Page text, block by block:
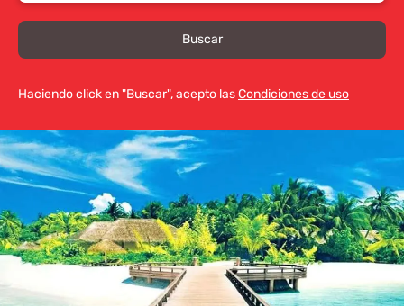
Buscar
Haciendo click en "Buscar", acepto lasCondiciones de uso